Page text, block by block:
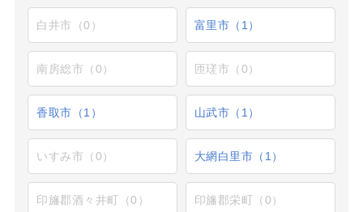
白井市（0） 富里市（1）
南房総市（0） 匝瑳市（0）
香取市（1） 山武市（1）
いすみ市（0） 大網白里市（1）
印旛郡酒々井町（0） 印旛郡栄町（0）